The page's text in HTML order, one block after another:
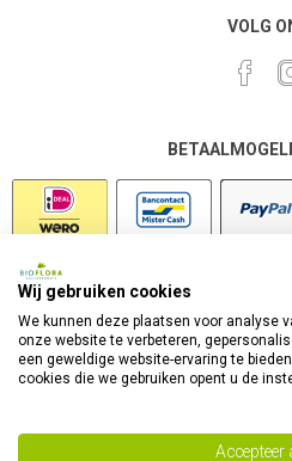
VOLG
Wij gebruiken cookies
We kunnen deze plaatsen voor analyse
onze website te verbeteren,
een geweldige website-ervaring te
cookies die we gebruiken opent u de
Accepteer